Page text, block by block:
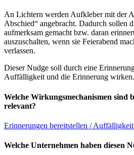
An Lichtern werden Aufkleber mit der
Abschied“ angebracht. Dadurch sollen
aufmerksam gemacht bzw. daran
auszuschalten, wenn sie Feierabend
verlassen.
Dieser Nudge soll durch eine
Auffälligkeit und die Erinnerung wirken.
Welche Wirkungsmechanismen sind
relevant?
Erinnerungen bereitstellen /
Welche Unternehmen haben diesen